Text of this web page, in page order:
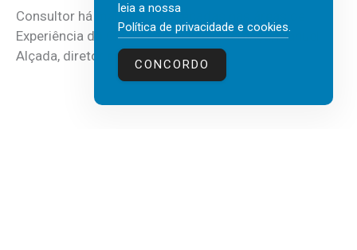
Consultor há mais de três décadas nas áreas de
Experiência do Cliente, Vendas e Liderança, Manuel
Alçada, diretor executivo da...
leia a nossa
Política de privacidade e cookies.
CONCORDO